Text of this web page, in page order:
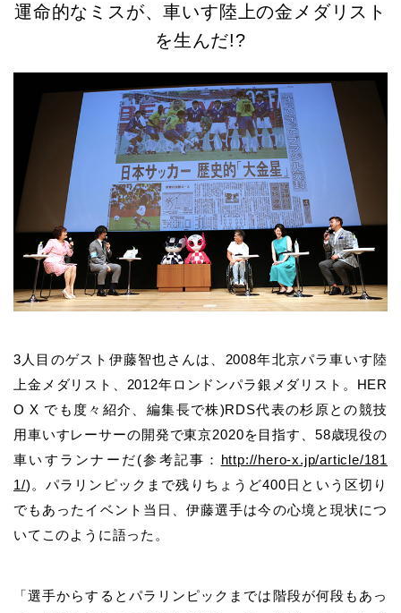
運命的なミスが、車いす陸上の金メダリスト
を生んだ!?
3 人目のゲスト伊藤智也さんは、 2008年北京パラ車いす陸
上金メダリスト、 2012年ロンドンパラ銀メダリスト。 HER
O X でも度々紹介、編集長で株)RDS代表の杉原との競技
用車いすレーサーの開発で東京2020を目指す、 58歳現役の
車いすランナーだ(参考記事： http://hero-x.jp/article/181
1/) 。パラリンピックまで残りちょうど400日という区切り
でもあったイベント当日、伊藤選手は今の心境と現状につ
いてこのように語った。
「選手からするとパラリンピックまでは階段が何段もあっ